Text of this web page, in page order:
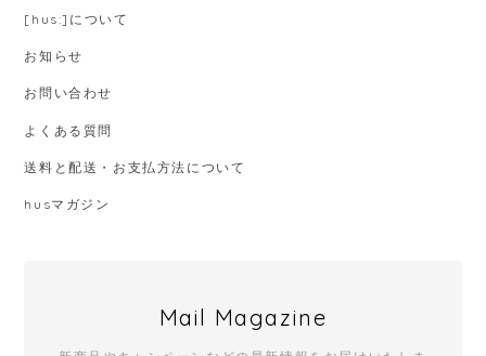
[hus:]について
お知らせ
お問い合わせ
よくある質問
送料と配送・お支払方法について
husマガジン
Mail Magazine